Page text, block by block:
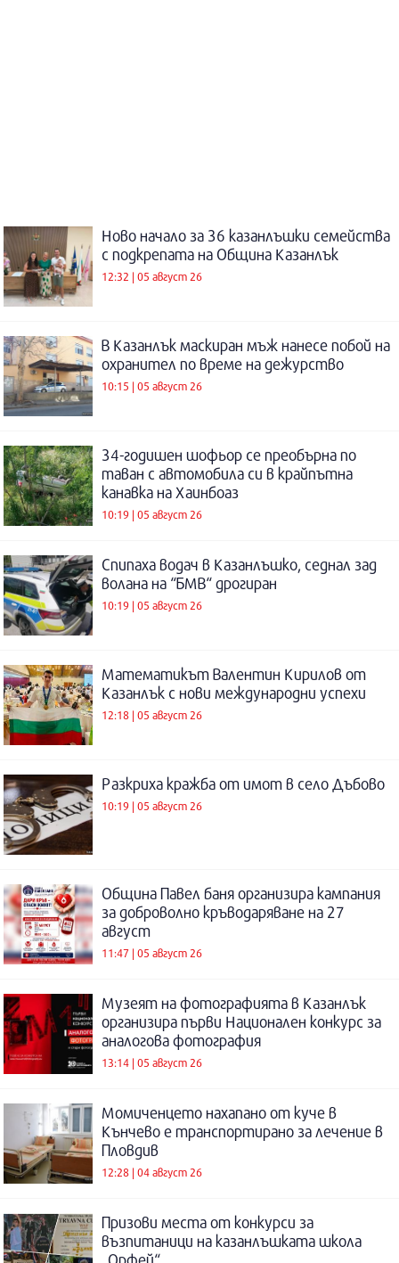
Ново начало за 36 казанлъшки семейства
с подкрепата на Община Казанлък
12:32 | 05 август 26
В Казанлък маскиран мъж нанесе побой на
охранител по време на дежурство
10:15 | 05 август 26
34-годишен шофьор се преобърна по
таван с автомобила си в крайпътна
канавка на Хаинбоаз
10:19 | 05 август 26
Спипаха водач в Казанлъшко, седнал зад
волана на “БМВ“ дрогиран
10:19 | 05 август 26
Математикът Валентин Кирилов от
Казанлък с нови международни успехи
12:18 | 05 август 26
Разкриха кражба от имот в село Дъбово
10:19 | 05 август 26
Община Павел баня организира кампания
за доброволно кръводаряване на 27
август
11:47 | 05 август 26
Музеят на фотографията в Казанлък
организира първи Национален конкурс за
аналогова фотография
13:14 | 05 август 26
Момиченцето нахапано от куче в
Кънчево е транспортирано за лечение в
Пловдив
12:28 | 04 август 26
Призови места от конкурси за
възпитаници на казанлъшката школа